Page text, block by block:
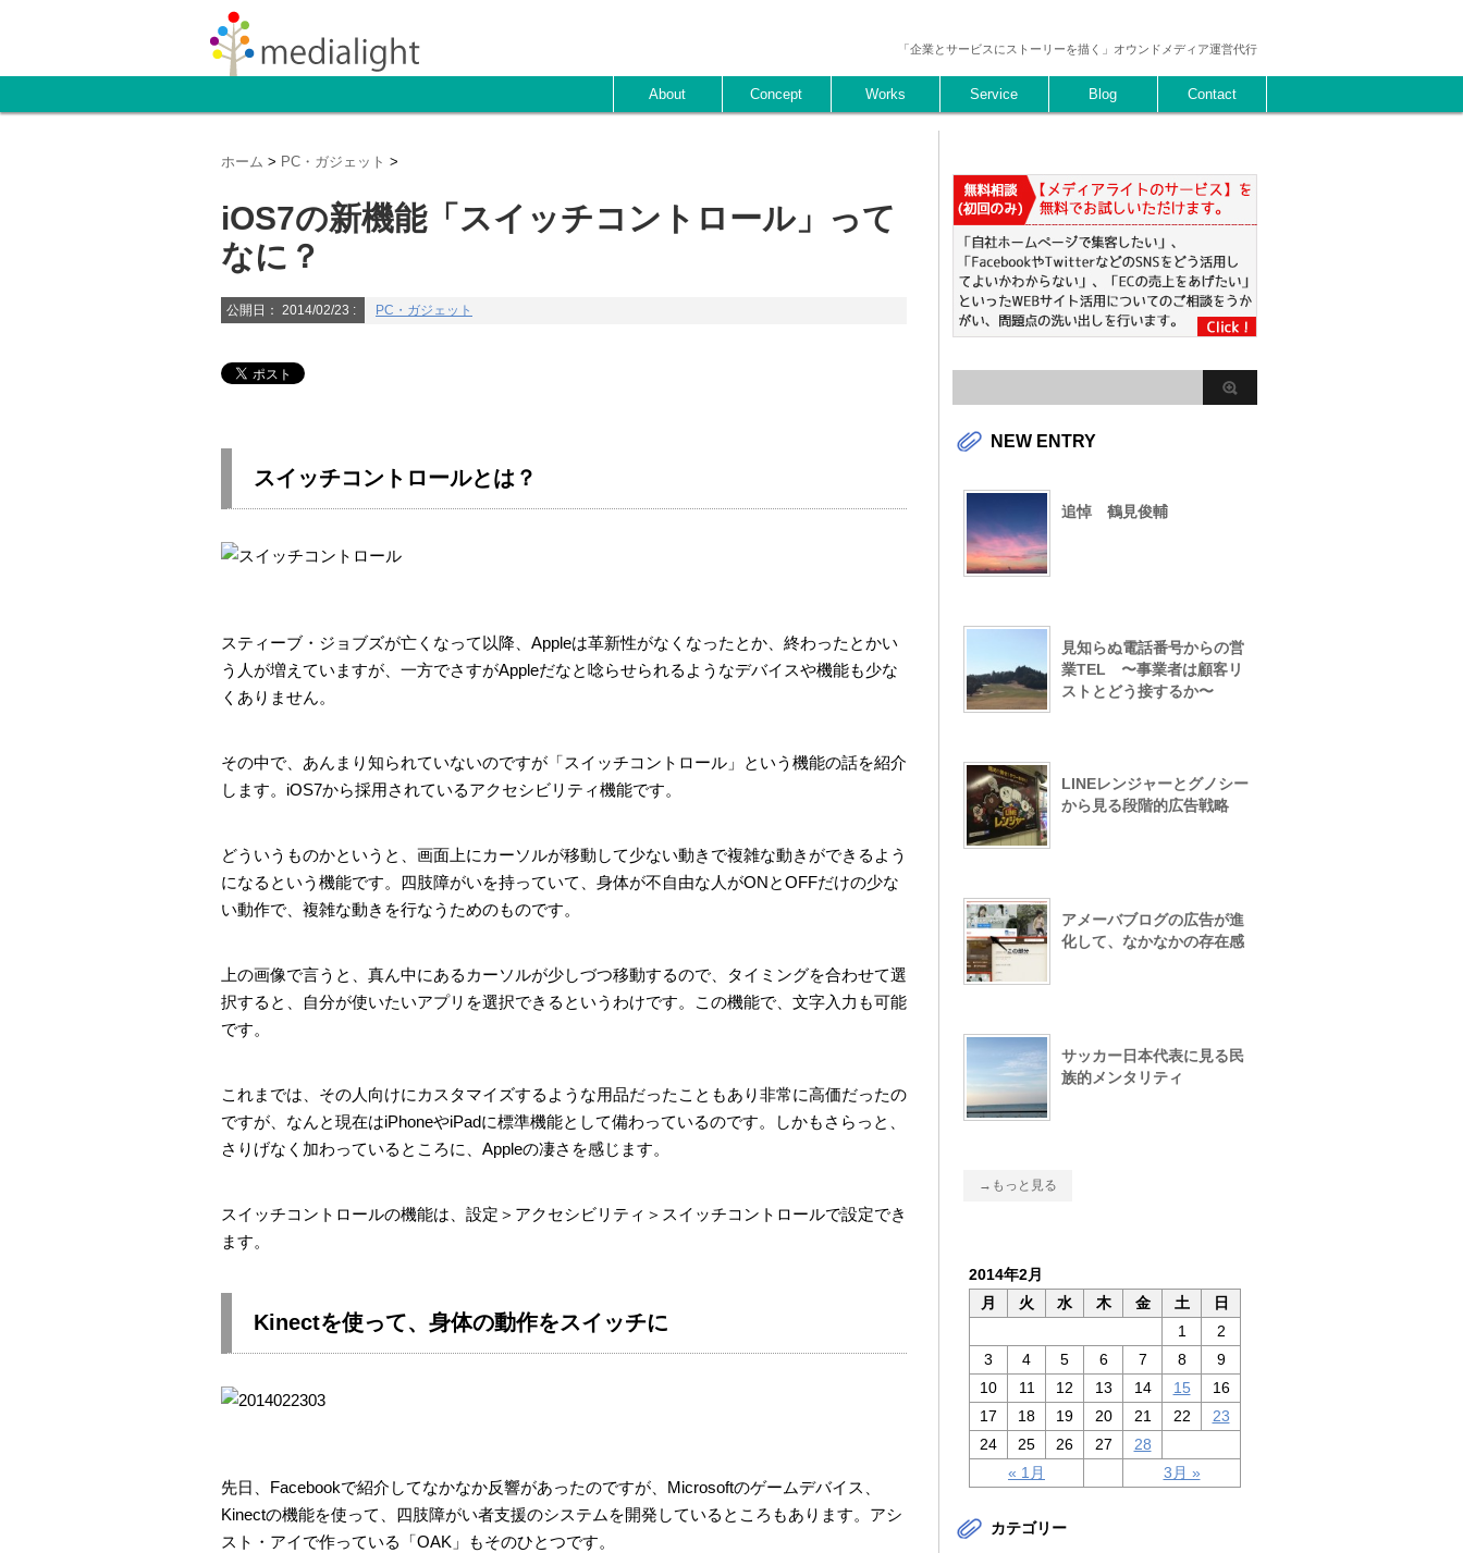
「企業とサービスにストーリーを描く」オウンドメディア運営代行
About Concept Works Service Blog Contact
ホーム > PC・ガジェット >
iOS7の新機能「スイッチコントロール」って
なに？
公開日： 2014/02/23 : PC・ガジェット
スイッチコントロールとは？
スティーブ・ジョブズが亡くなって以降、Appleは革新性がなくなったとか、終わったとかい
う人が増えていますが、一方でさすがAppleだなと唸らせられるようなデバイスや機能も少な
くありません。
その中で、あんまり知られていないのですが「スイッチコントロール」という機能の話を紹介
します。iOS7から採用されているアクセシビリティ機能です。
どういうものかというと、画面上にカーソルが移動して少ない動きで複雑な動きができるよう
になるという機能です。四肢障がいを持っていて、身体が不自由な人がONとOFFだけの少な
い動作で、複雑な動きを行なうためのものです。
上の画像で言うと、真ん中にあるカーソルが少しづつ移動するので、タイミングを合わせて選
択すると、自分が使いたいアプリを選択できるというわけです。この機能で、文字入力も可能
です。
これまでは、その人向けにカスタマイズするような用品だったこともあり非常に高価だったの
ですが、なんと現在はiPhoneやiPadに標準機能として備わっているのです。しかもさらっと、
さりげなく加わっているところに、Appleの凄さを感じます。
スイッチコントロールの機能は、設定＞アクセシビリティ＞スイッチコントロールで設定でき
ます。
Kinectを使って、身体の動作をスイッチに
先日、Facebookで紹介してなかなか反響があったのですが、Microsoftのゲームデバイス、
Kinectの機能を使って、四肢障がい者支援のシステムを開発しているところもあります。アシ
スト・アイで作っている「OAK」もそのひとつです。
NEW ENTRY
追悼 鶴見俊輔
見知らぬ電話番号からの営
業TEL 〜事業者は顧客リ
ストとどう接するか〜
LINEレンジャーとグノシー
から見る段階的広告戦略
アメーバブログの広告が進
化して、なかなかの存在感
サッカー日本代表に見る民
族的メンタリティ
→もっと見る
2014年2月
月
火 水 木 金 土 日
« 1月 3月 »
1
2
3
4 5 6 7 8
9
10
11 12 13 14 15
16
17
18 19 20 21 22
23
24
25 26 27 28
カテゴリー